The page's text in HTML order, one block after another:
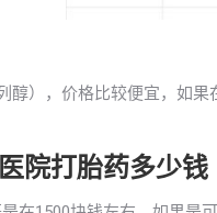
醇），价格比较便宜，如
院打胎药多少钱